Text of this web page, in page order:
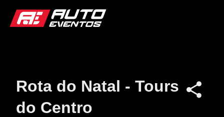
Rota do Natal - Tours
do Centro